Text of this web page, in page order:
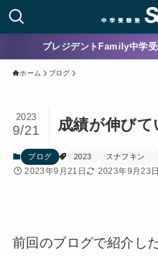
プレジデントFamily中学
ホーム ブログ
成績が伸びて
2023
9/21
ブログ 2023 スナフキン
2023年9月21日 2023年9月23日
前回のブログで紹介し